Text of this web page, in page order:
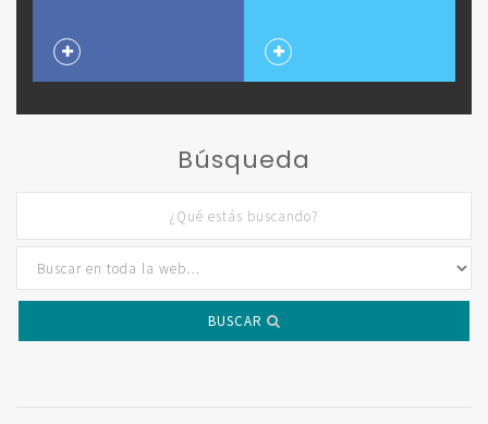
Búsqueda
BUSCAR